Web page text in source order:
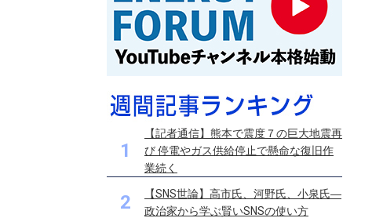
1
【記者通信】熊本で震度７の巨大地震再
び 停電やガス供給停止で懸命な復旧作
業続く
2
【SNS世論】高市氏、河野氏、小泉氏―
政治家から学ぶ賢いSNSの使い方